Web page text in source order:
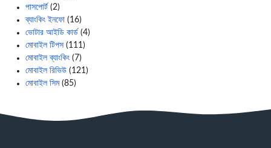
পাসপোর্ট (2)
ব্যাংকিং ইনফো (16)
ভোটার আইডি কার্ড (4)
মোবাইল টিপস (111)
মোবাইল ব্যাংকিং (7)
মোবাইল রিভিউ (121)
মোবাইল সিম(85)